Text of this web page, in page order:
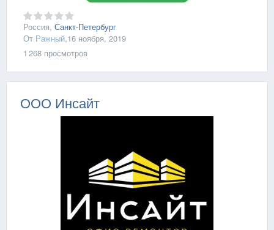
Россия, Санкт-Петербург
От Ражный,16 ноября, 2019
1 268 просмотров
ООО Инсайт